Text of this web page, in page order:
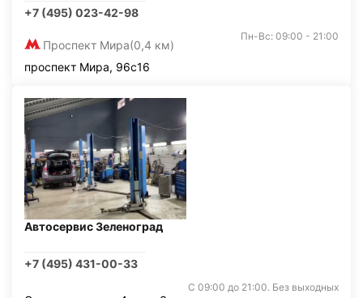
+7 (495) 023-42-98
Проспект Мира(0,4 км)
Пн-Вс: 09:00 - 21:00
проспект Мира, 96с16
Автосервис Зеленоград
+7 (495) 431-00-33
С 09:00 до 21:00. Без выходных